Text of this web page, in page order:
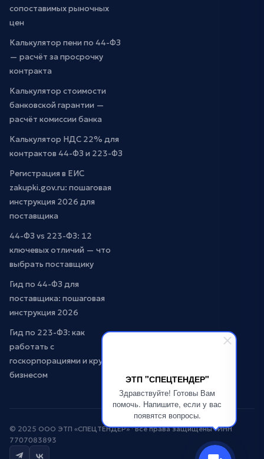
ЭТП "СПЕЦТЕНДЕР"
Здравствуйте! Готовы Вам
помочь. Напишите, если у вас
появятся вопросы.
сопоставимых рыночных
цен
Калькулятор пени по 44-ФЗ
— расчёт за просрочку
контракта
Калькулятор стоимости
банковской гарантии —
расчёт комиссии банка
Калькулятор НДС 22% для
контрактов 44-ФЗ и 223-ФЗ
Регистрация в ЕИС
zakupki.gov.ru: пошаговая
инструкция 2026 для
поставщика
44-ФЗ vs 223-ФЗ: 12
ключевых отличий — что
выбрать поставщику
Гид по 44-ФЗ для
поставщика: пошаговая
инструкция 2026
Гид по 223-ФЗ: как
работать с
госкорпорациями и крупным
бизнесом
© 2025 ООО ЭТП «СПЕЦТЕНДЕР» · Все права защищены · ИНН
7707083893